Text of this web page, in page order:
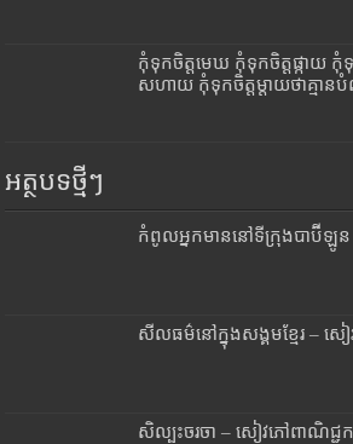
កុំទុកចិត្តមេឃ កុំទុកចិត្តផ្កាយ កុំទុ
សហាយ កុំទុកចិត្តម្តាយថាគ្មា
អត្ថបទថ្មីៗ
កំពូលអ្នកមាននៅទីក្រុងបាប៊ីឡូ
សីលធម៌នៅក្នុងសង្គមខ្មែរ – ស
សិល្បះចរចា – សៀវភៅពាណិជ្ជក